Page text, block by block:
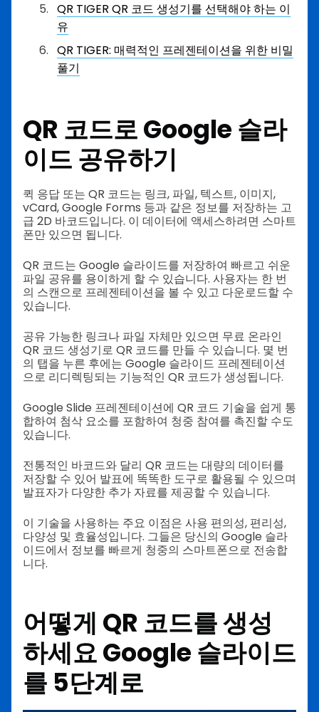
QR TIGER QR 코드 생성기를 선택해야 하는 이
유
QR TIGER: 매력적인 프레젠테이션을 위한 비밀
풀기
QR 코드로 Google 슬라
이드 공유하기
퀵 응답 또는 QR 코드는 링크, 파일, 텍스트, 이미지,
vCard, Google Forms 등과 같은 정보를 저장하는 고
급 2D 바코드입니다. 이 데이터에 액세스하려면 스마트
폰만 있으면 됩니다.
QR 코드는 Google 슬라이드를 저장하여 빠르고 쉬운
파일 공유를 용이하게 할 수 있습니다. 사용자는 한 번
의 스캔으로 프레젠테이션을 볼 수 있고 다운로드할 수
있습니다.
공유 가능한 링크나 파일 자체만 있으면 무료 온라인
QR 코드 생성기로 QR 코드를 만들 수 있습니다. 몇 번
의 탭을 누른 후에는 Google 슬라이드 프레젠테이션
으로 리디렉팅되는 기능적인 QR 코드가 생성됩니다.
Google Slide 프레젠테이션에 QR 코드 기술을 쉽게 통
합하여 첨삭 요소를 포함하여 청중 참여를 촉진할 수도
있습니다.
전통적인 바코드와 달리 QR 코드는 대량의 데이터를
저장할 수 있어 발표에 똑똑한 도구로 활용될 수 있으며
발표자가 다양한 추가 자료를 제공할 수 있습니다.
이 기술을 사용하는 주요 이점은 사용 편의성, 편리성,
다양성 및 효율성입니다. 그들은 당신의 Google 슬라
이드에서 정보를 빠르게 청중의 스마트폰으로 전송합
니다.
어떻게 QR 코드를 생성
하세요Google 슬라이드
를 5단계로